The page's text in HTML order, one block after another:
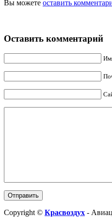
Вы можете оставить
Оставить комментарий
Copyright © Красвоздух -